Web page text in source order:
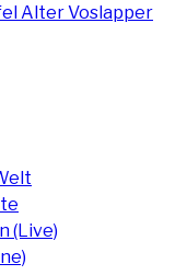
Alter Voslapper
(Live)